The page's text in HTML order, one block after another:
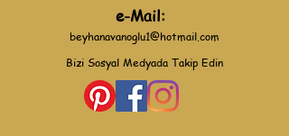
e-Mail:
beyhanavanoglu1@hotmail.com
Bizi Sosyal Medyada Takip Edin